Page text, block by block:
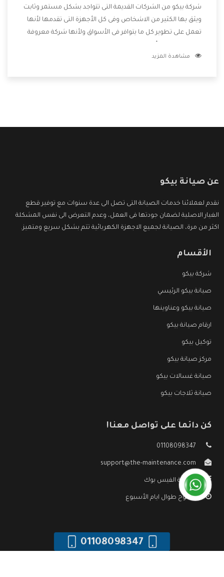
شركة بيكو من الشركات القديمة التى تتواجد بشكل مستمر وثابت
ويثق بها الكثير من الاشخاص وفى كل الأجهزة التى تقدمها لأنها
تعمل على تطوير كل ما يتوافر فى الأسواق ولأنها شركة معروفة
للعملاء أقوى العروض والخصومات التى تسهل على المستهلك
مشاهدة المزيد
عن صيانة بيكو
نقدم لعملائنا خدمات الصيانة التى تصل الى عدة سنوات مع توفير قطع
الغيار الاصلية لضمان جودتها فى العمل، وعدم التعرض الى نفس المشكلة
اكثر من مرة، الصيانة لجميع الاجهزة الكهربائية تتم بشكل سريع ومتميز.
الأقسام
شركة بيكو
صيانة بيكو الرئيسي
صيانة بيكو وعناوينها
ارقام صيانة بيكو
توكيل بيكو
مركز صيانة بيكو
صيانة غسالات بيكو
صيانة ثلاجات بيكو
كن دائما على تواصل معنا!
01108098347
support@the-maintenance.com
صفحة الفيس بوك
مفتوح طوال ايام الأسبوع
01108098347